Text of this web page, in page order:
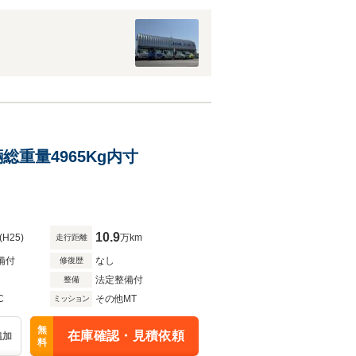
重量4965Kg内寸
(H25) 走行距離 10.9万km
付 修復歴 なし
整備
法定整備付
ミッション その他MT
無
料
在庫確認・見積依頼